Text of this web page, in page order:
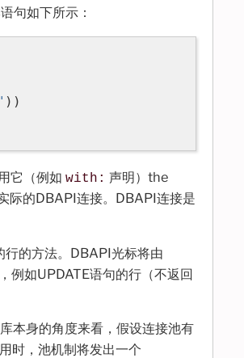
句如下所示：
))
它（例如 with: 声明）the
际的DBAPI连接。DBAPI连接是
行的方法。DBAPI光标将由
例如UPDATE语句的行（不返回
本身的角度来看，假设连接池有
时，池机制将发出一个